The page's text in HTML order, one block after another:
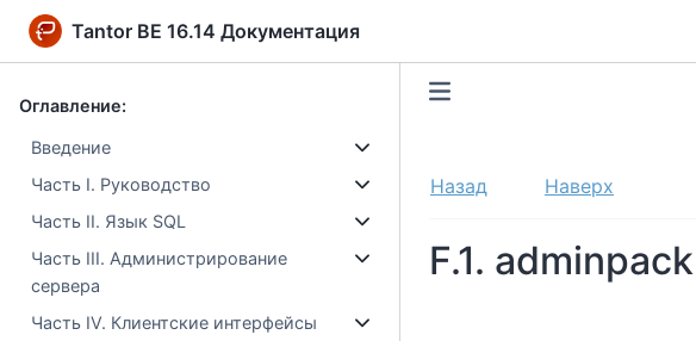
Tantor BE 16.14 Документация
Оглавление:
Введение
Часть I. Руководство
Часть II. Язык SQL
Часть III. Администрирование
сервера
Часть IV. Клиентские интерфейсы
Назад Наверх
F.1.